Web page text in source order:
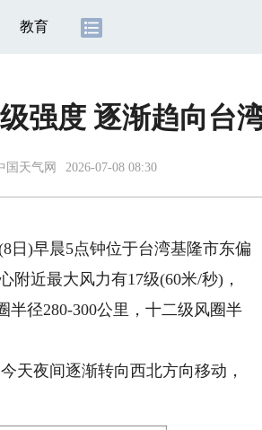
教育
强度 逐渐趋向台
国天气网 2026-07-08 08:30
)早晨5点钟位于台湾基隆市东偏
附近最大风力有17级(60米/秒)，
半径280-300公里，十二级风圈半
夜间逐渐转向西北方向移动，